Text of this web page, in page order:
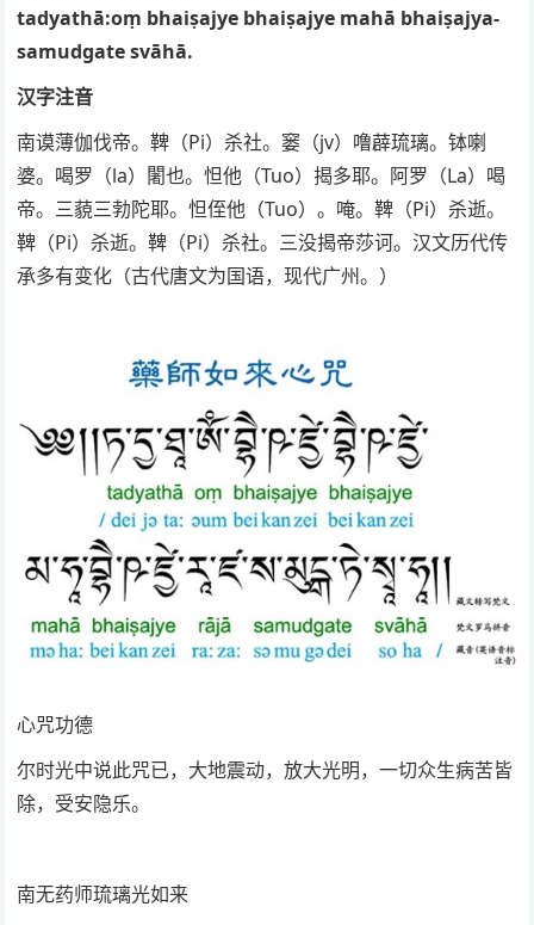
tadyathā:oṃ bhaiṣajye bhaiṣajye mahā bhaiṣajya-
samudgate svāhā.
汉字注音
南谟薄伽伐帝。鞞（Pi）杀社。窭（jv）噜薜琉璃。钵喇
婆。喝罗（la）闍也。怛他（Tuo）揭多耶。阿罗（La）喝
帝。三藐三勃陀耶。怛侄他（Tuo）。唵。鞞（Pi）杀逝。
鞞（Pi）杀逝。鞞（Pi）杀社。三没揭帝莎诃。汉文历代传
承多有变化（古代唐文为国语，现代广州。）
心咒功德
尔时光中说此咒已，大地震动，放大光明，一切众生病苦皆
除，受安隐乐。
南无药师琉璃光如来